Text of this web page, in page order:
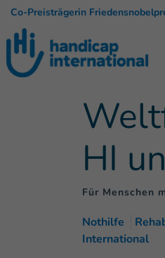
Co-Preisträgerin
HI
Für Menschen
Nothilfe
International